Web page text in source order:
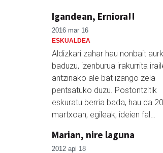
Igandean, Erniora!!
2016 mar 16
ESKUALDEA
Aldizkari zahar hau nonbait
baduzu, izenburua irakurrita
antzinako ale bat izango zela
pentsatuko duzu. Postontzitik
eskuratu berria bada, hau da
martxoan, egileak, ideien fal…
Marian, nire laguna
2012 api 18